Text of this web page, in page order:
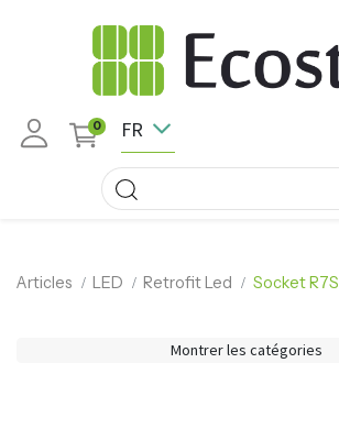
0 FR
Articles LED Retrofit Led Socket R7S
Montrer les catégories